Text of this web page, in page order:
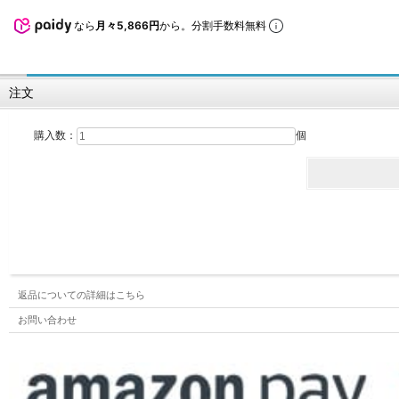
なら 月々5,866円から。分割手数料無料
注文
購入数： 個
返品についての詳細はこちら
お問い合わせ